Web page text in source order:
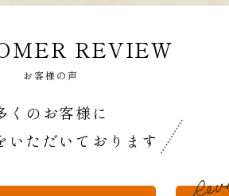
為にすぐに噛んでしまうのではな
することで味の広がりと素材の組み合
ーを楽しめると意見をいただく事もあ
りの食べ方を発見ください。
REVIEW
お客様の声
くのお客様に
いただいております